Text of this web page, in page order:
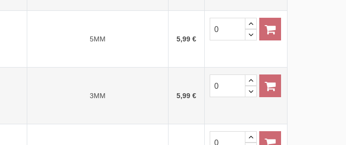
5MM 5,99 €
3MM 5,99 €